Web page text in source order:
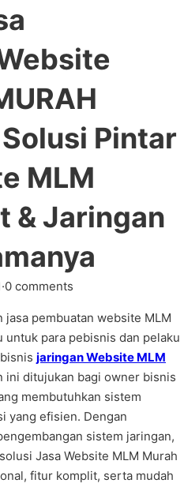
Pintar
MLM
& Jaringan
·0 comments
jasa pembuatan website MLM
untuk para pebisnis dan pelaku
jaringan Website MLM
ini ditujukan bagi owner bisnis
membutuhkan sistem
yang efisien. Dengan
sistem jaringan,
Jasa Website MLM Murah
fitur komplit, serta mudah